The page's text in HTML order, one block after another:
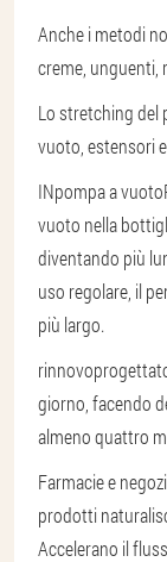
Anche i metodi
creme, unguenti,
Lo stretching del
vuoto, estensori
INpompa a vuoto
vuoto nella
diventando più
uso regolare, il
più largo.
rinnovo
giorno, facendo
almeno quattro
Farmacie e
prodotti naturali
Accelerano il